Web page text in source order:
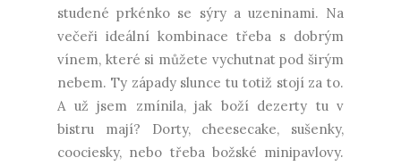
studené prkénko se sýry a uzeninami. Na
večeři ideální kombinace třeba s dobrým
vínem, které si můžete vychutnat pod širým
nebem. Ty západy slunce tu totiž stojí za to.
A už jsem zmínila, jak boží dezerty tu v
bistru mají? Dorty, cheesecake, sušenky,
coociesky, nebo třeba božské minipavlovy.